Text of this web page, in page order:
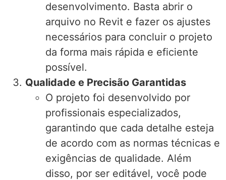
desenvolvimento. Basta abrir o
arquivo no Revit e fazer os ajustes
necessários para concluir o projeto
da forma mais rápida e eficiente
possível.
Qualidade e Precisão Garantidas
O projeto foi desenvolvido por
profissionais especializados,
garantindo que cada detalhe esteja
de acordo com as normas técnicas e
exigências de qualidade. Além
disso, por ser editável, você pode